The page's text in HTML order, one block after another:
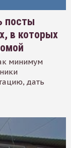
посты
в которых
минимум
дать